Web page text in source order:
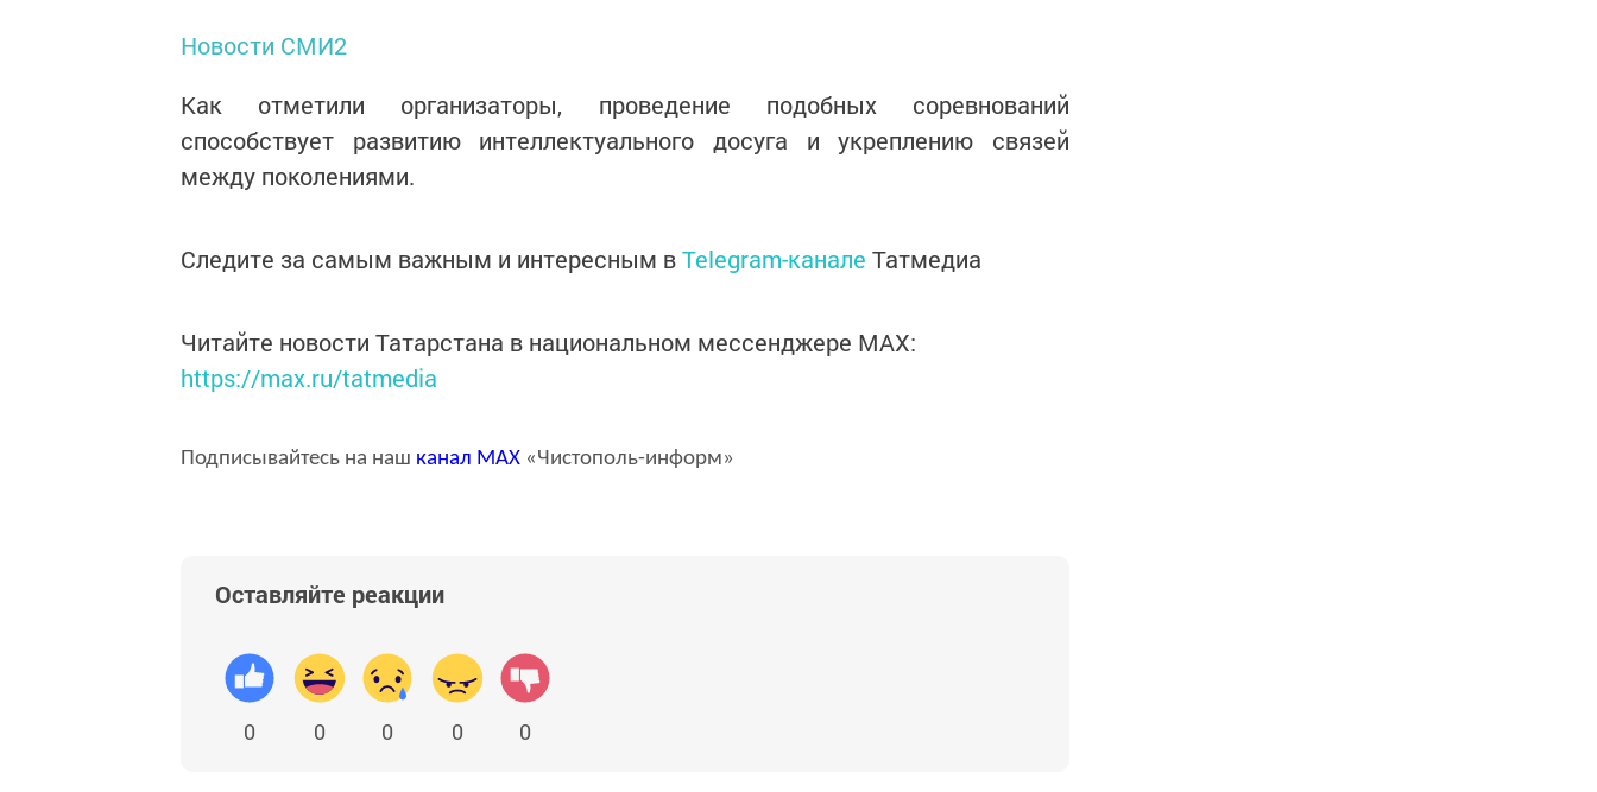
Новости СМИ2
Как отметили организаторы, проведение подобных соревнований
способствует развитию интеллектуального досуга и укреплению связей
между поколениями.
Следите за самым важным и интересным вTelegram-канале Татмедиа
Читайте новости Татарстана в национальном мессенджере MАХ:
https://max.ru/tatmedia
Подписывайтесь на наш канал MAX «Чистополь-информ»
Оставляйте реакции
0 0 0 0 0